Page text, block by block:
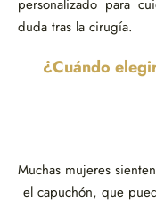
personalizado para
duda tras la cirugía.
¿Cuándo
Muchas mujeres
el capuchón, que